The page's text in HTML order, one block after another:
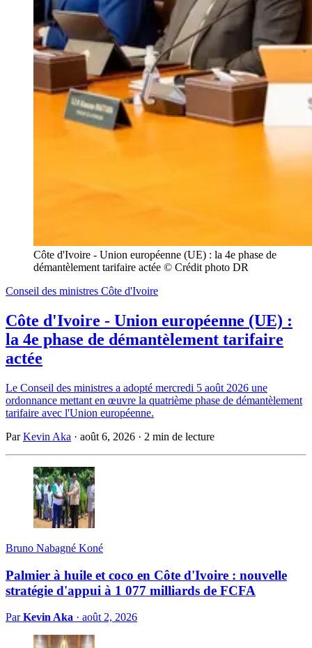
Côte d'Ivoire - Union européenne (UE) : la 4e phase de
démantèlement tarifaire actée © Crédit photo DR
Conseil des ministres Côte d'Ivoire
Côte d'Ivoire - Union européenne (UE) :
la 4e phase de démantèlement tarifaire
actée
Le Conseil des ministres a adopté mercredi 5 août 2026 une
ordonnance mettant en œuvre la quatrième phase de démantèlement
tarifaire avec l'Union européenne.
ParKevin Aka · août 6, 2026 · 2 min de lecture
Bruno Nabagné Koné
Palmier à huile et coco en Côte d'Ivoire : nouvelle
stratégie d'appui à 1 077 milliards de FCFA
ParKevin Aka · août 2, 2026